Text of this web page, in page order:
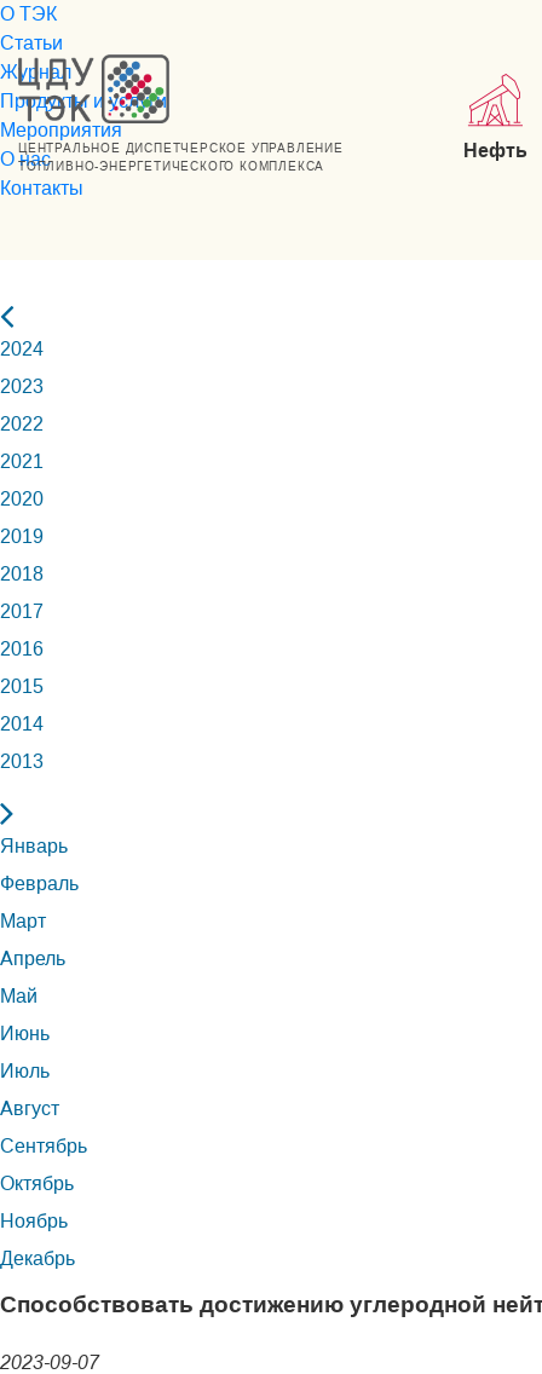
ЦЕНТРАЛЬНОЕ ДИСПЕТЧЕРСКОЕ УПРАВЛЕНИЕ
ТОПЛИВНО-ЭНЕРГЕТИЧЕСКОГО КОМПЛЕКСА
Нефть
О ТЭК
Статьи
Журнал
Продукты и услуги
Мероприятия
О нас
Контакты
2024
2023
2022
2021
2020
2019
2018
2017
2016
2015
2014
2013
Январь
Февраль
Март
Апрель
Май
Июнь
Июль
Август
Сентябрь
Октябрь
Ноябрь
Декабрь
Способствовать достижению углеродной
2023-09-07